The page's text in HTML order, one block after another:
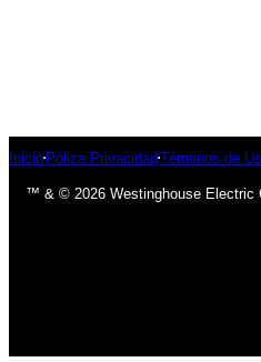
Inicio Póliza Privacidad Términos de
™ & © 2026 Westinghouse Electric